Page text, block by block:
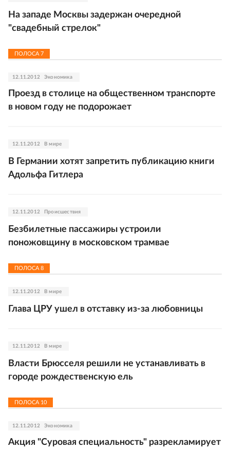
На западе Москвы задержан очередной
"свадебный стрелок"
ПОЛОСА 7
12.11.2012 Экономика
Проезд в столице на общественном транспорте
в новом году не подорожает
12.11.2012 В мире
В Германии хотят запретить публикацию книги
Адольфа Гитлера
12.11.2012 Происшествия
Безбилетные пассажиры устроили
поножовщину в московском трамвае
ПОЛОСА 8
12.11.2012 В мире
Глава ЦРУ ушел в отставку из-за любовницы
12.11.2012 В мире
Власти Брюсселя решили не устанавливать в
городе рождественскую ель
ПОЛОСА 10
12.11.2012 Экономика
Акция "Суровая специальность" разрекламирует